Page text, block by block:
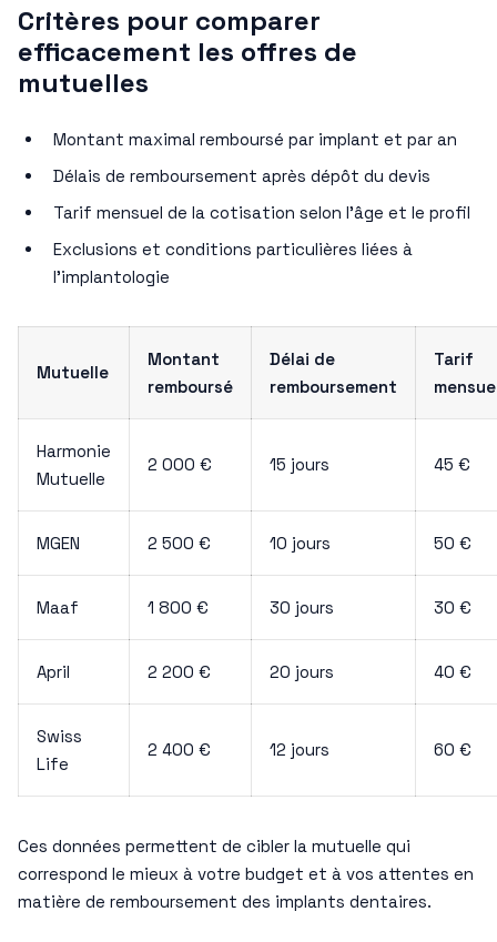
Critères pour comparer
efficacement les offres de
mutuelles
Montant maximal remboursé par implant et par an
Délais de remboursement après dépôt du devis
Tarif mensuel de la cotisation selon l’âge et le profil
Exclusions et conditions particulières liées à
l’implantologie
Mutuelle
Montant
remboursé
Délai de
remboursement
Tarif
Harmonie
Mutuelle
2 000 € 15 jours 45 €
MGEN 2 500 € 10 jours 50 €
Maaf 1 800 € 30 jours 30 €
April 2 200 € 20 jours 40 €
Swiss
Life
2 400 € 12 jours 60 €
Ces données permettent de cibler la mutuelle qui
correspond le mieux à votre budget et à vos attentes en
matière de remboursement des implants dentaires.